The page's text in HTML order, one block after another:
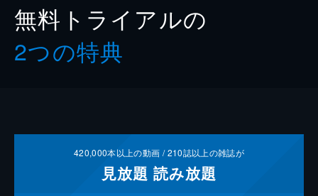
無料トライアルの
2つの特典
420,000本以上の動画 /210誌以上の雑誌が
見放題 読み放題